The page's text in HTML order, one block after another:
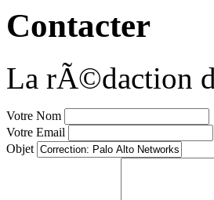
Contacter
La rÃ©daction
Votre Nom
Votre Email
Objet